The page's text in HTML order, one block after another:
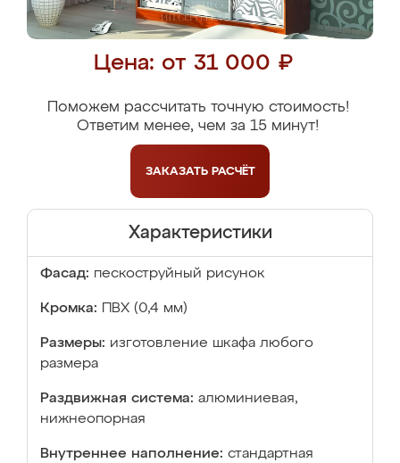
Цена: от 31 000 ₽
Поможем рассчитать точную стоимость!
Ответим менее, чем за 15 минут!
ЗАКАЗАТЬ РАСЧЁТ
Характеристики
Фасад: пескоструйный рисунок
Кромка: ПВХ (0,4 мм)
Размеры: изготовление шкафа любого
размера
Раздвижная система: алюминиевая,
нижнеопорная
Внутреннее наполнение: стандартная